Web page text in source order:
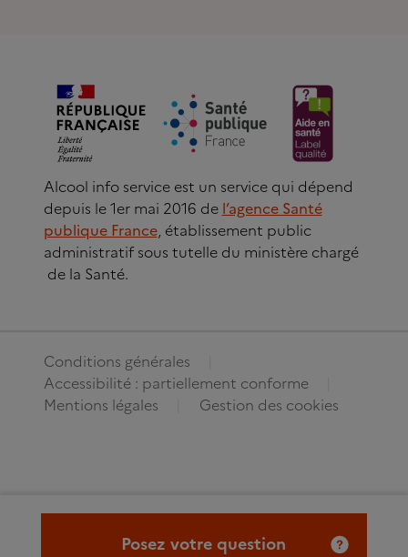
Posez votre question
Alcool info service est un service qui dépend
depuis le 1er mai 2016 de l’agence Santé
publique France, établissement public
administratif sous tutelle du ministère chargé
de la Santé.
Conditions générales
Accessibilité : partiellement conforme
Mentions légales
Gestion des cookies